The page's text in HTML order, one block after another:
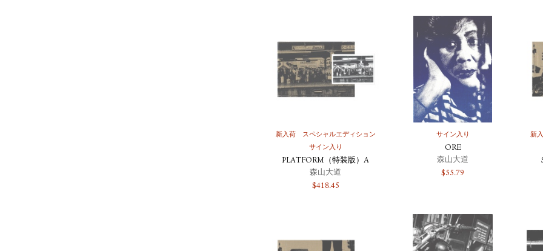
新入荷
スペシャルエディション
サイン入り
PLATFORM（特装版）A
森山大道
$418.45
サイン入り
ORE
森山大道
$55.79
新